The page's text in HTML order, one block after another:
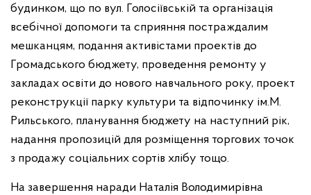
будинком, що по вул. Голосіївській та організація
всебічної допомоги та сприяння постраждалим
мешканцям, подання активістами проектів до
Громадського бюджету, проведення ремонту у
закладах освіти до нового навчального року, проект
реконструкції парку культури та відпочинку ім.М.
Рильського, планування бюджету на наступний рік,
надання пропозицій для розміщення торгових точок
з продажу соціальних сортів хлібу тощо.
На завершення наради Наталія Володимирівна